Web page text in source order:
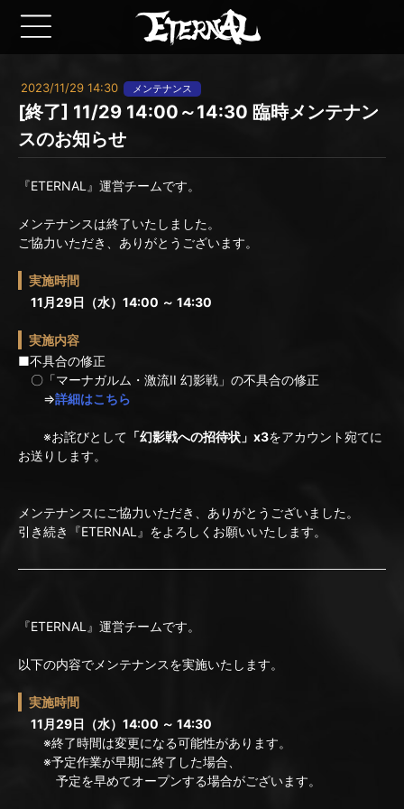
2023/11/29 14:30 メンテナンス
[終了] 11/29 14:00～14:30 臨時メンテナン
スのお知らせ
『ETERNAL』運営チームです。
メンテナンスは終了いたしました。
ご協力いただき、ありがとうございます。
実施時間
11月29日（水）14:00 ～ 14:30
実施内容
■不具合の修正
〇「マーナガルム・激流II 幻影戦」の不具合の修正
⇒詳細はこちら
※お詫びとして 「幻影戦への招待状」x3をアカウント宛てに
お送りします。
メンテナンスにご協力いただき、ありがとうございました。
引き続き『ETERNAL』をよろしくお願いいたします。
『ETERNAL』運営チームです。
以下の内容でメンテナンスを実施いたします。
実施時間
11月29日（水）14:00 ～ 14:30
※終了時間は変更になる可能性があります。
※予定作業が早期に終了した場合、
予定を早めてオープンする場合がございます。